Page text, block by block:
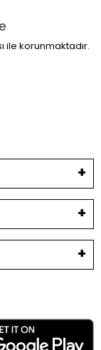
ile korunmaktadır.